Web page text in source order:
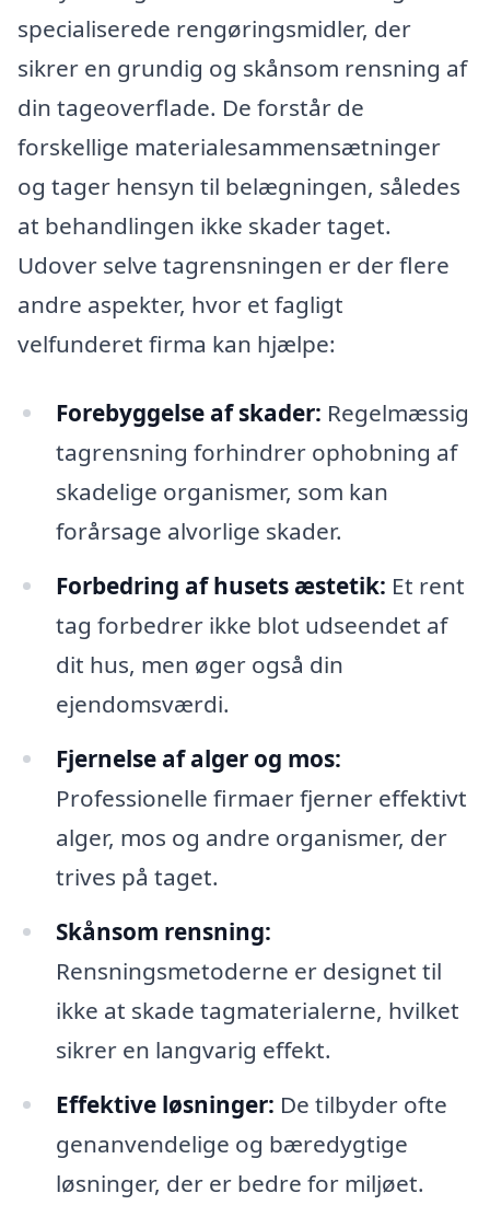
specialiserede rengøringsmidler, der
sikrer en grundig og skånsom rensning af
din tageoverflade. De forstår de
forskellige materialesammensætninger
og tager hensyn til belægningen, således
at behandlingen ikke skader taget.
Udover selve tagrensningen er der flere
andre aspekter, hvor et fagligt
velfunderet firma kan hjælpe:
Forebyggelse af skader: Regelmæssig
tagrensning forhindrer ophobning af
skadelige organismer, som kan
forårsage alvorlige skader.
Forbedring af husets æstetik: Et rent
tag forbedrer ikke blot udseendet af
dit hus, men øger også din
ejendomsværdi.
Fjernelse af alger og mos:
Professionelle firmaer fjerner effektivt
alger, mos og andre organismer, der
trives på taget.
Skånsom rensning:
Rensningsmetoderne er designet til
ikke at skade tagmaterialerne, hvilket
sikrer en langvarig effekt.
Effektive løsninger: De tilbyder ofte
genanvendelige og bæredygtige
løsninger, der er bedre for miljøet.